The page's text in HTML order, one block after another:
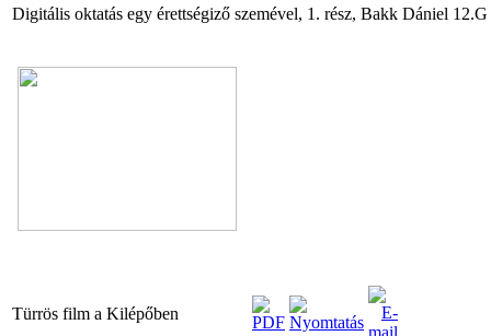
Digitális oktatás egy érettségiző szemével, 1. rész, Bakk Dániel 12.G
Türrös film a Kilépőben